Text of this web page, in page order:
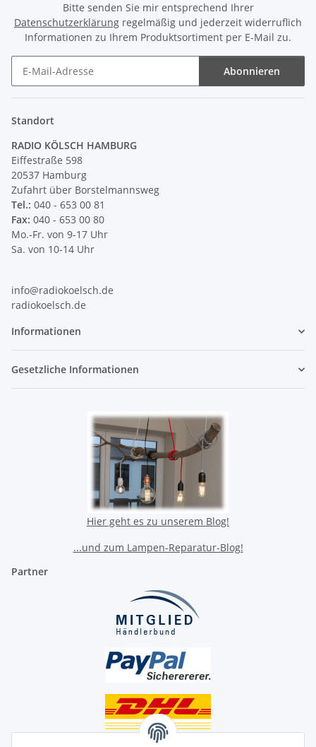
Bitte senden Sie mir entsprechend Ihrer
Datenschutzerklärung regelmäßig und jederzeit widerruflich
Informationen zu Ihrem Produktsortiment per E-Mail zu.
Abonnieren
Standort
RADIO KÖLSCH HAMBURG
Eiffestraße 598
20537 Hamburg
Zufahrt über Borstelmannsweg
Tel.: 040 - 653 00 81
Fax: 040 - 653 00 80
Mo.-Fr. von 9-17 Uhr
Sa. von 10-14 Uhr
info@radiokoelsch.de
radiokoelsch.de
Informationen
Gesetzliche Informationen
Hier geht es zu unserem Blog!
...und zum Lampen-Reparatur-Blog!
Partner